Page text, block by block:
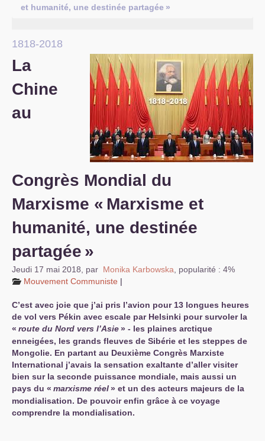
S’organiser
Comprendre...
Vie du site
et humanité, une destinée partagée »
1818-2018
La
Chine
au
Congrès Mondial du
Marxisme « Marxisme et
humanité, une destinée
partagée »
Jeudi 17 mai 2018 par Monika Karbowska
popularité : 4%
Mouvement Communiste |
C’est avec joie que j’ai pris l’avion pour 13 longues heures
de vol vers Pékin avec escale par Helsinki pour survoler la
« route du Nord vers l’Asie» - les plaines arctique
enneigées, les grands fleuves de Sibérie et les steppes de
Mongolie. En partant au Deuxième Congrès Marxiste
International j’avais la sensation exaltante d’aller visiter
bien sur la seconde puissance mondiale, mais aussi un
pays du « marxisme réel» et un des acteurs majeurs de la
mondialisation. De pouvoir enfin grâce à ce voyage
comprendre la mondialisation.